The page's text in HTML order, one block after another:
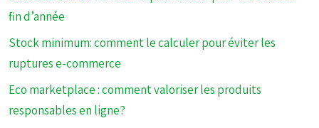
fin d’année
Stock minimum: comment le calculer pour éviter les
ruptures e-commerce
Eco marketplace : comment valoriser les produits
responsables en ligne?